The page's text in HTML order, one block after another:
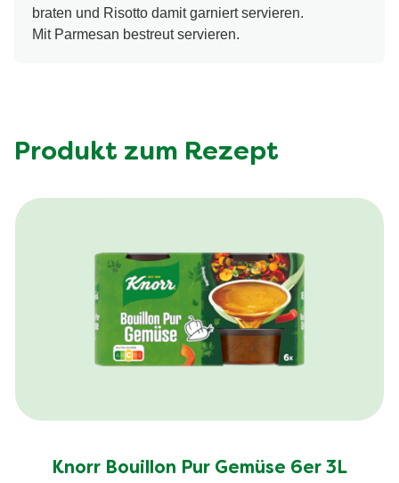
braten und Risotto damit garniert servieren.
Mit Parmesan bestreut servieren.
Produkt zum Rezept
Knorr Bouillon Pur Gemüse 6er 3L